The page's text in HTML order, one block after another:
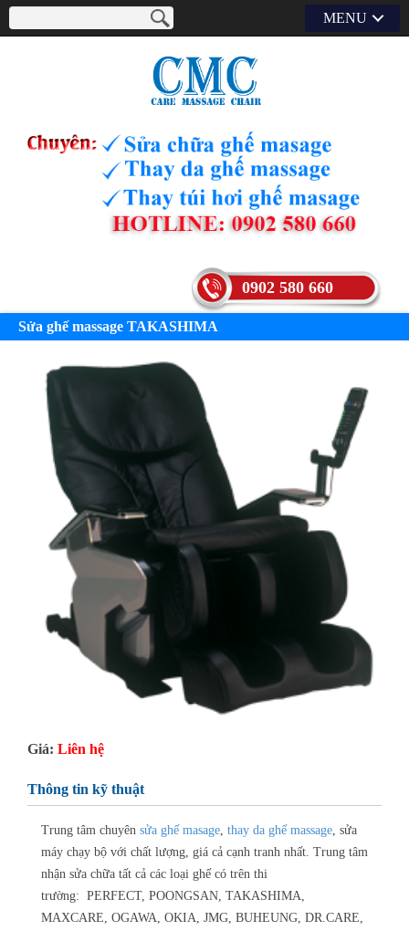
MENU
0902 580 660
Sửa ghế massage TAKASHIMA
Giá: Liên hệ
Thông tin kỹ thuật
Trung tâm chuyên sửa ghế masage thay da ghế massage , sửa
máy chạy bộ với chất lượng, giá cả cạnh tranh nhất. Trung tâm
nhận sửa chữa tất cả các loại ghế có trên thi
trường: PERFECT, POONGSAN, TAKASHIMA,
MAXCARE, OGAWA, OKIA, JMG, BUHEUNG, DR.CARE,